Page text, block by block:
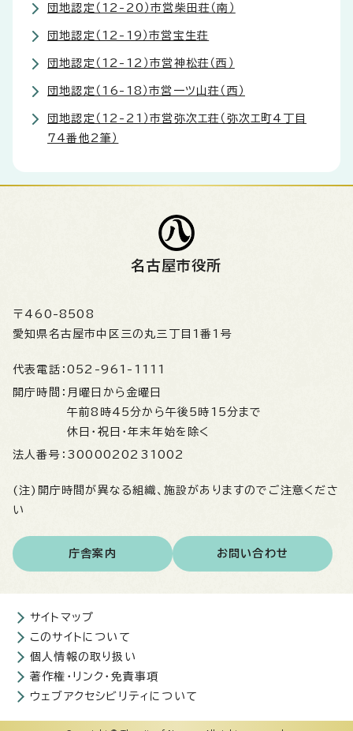
団地認定（12-20）市営柴田荘（南）
団地認定（12-19）市営宝生荘
団地認定（12-12）市営神松荘（西）
団地認定（16-18）市営一ツ山荘（西）
団地認定（12-21）市営弥次エ荘（弥次エ町4丁目
74番他2筆）
名古屋市役所
〒460-8508
愛知県名古屋市中区三の丸三丁目1番1号
代表電話： 052-961-1111
開庁時間： 月曜日から金曜日
午前8時45分から午後5時15分まで
休日・祝日・年末年始を除く
法人番号： 3000020231002
(注)開庁時間が異なる組織、施設がありますのでご注意くださ
い
庁舎案内 お問い合わせ
サイトマップ
このサイトについて
個人情報の取り扱い
著作権・リンク・免責事項
ウェブアクセシビリティについて